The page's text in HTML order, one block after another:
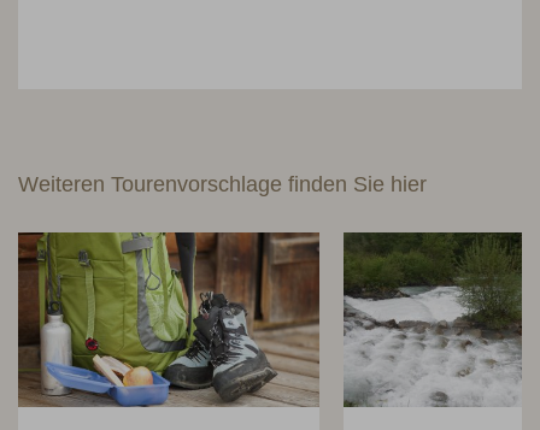
Weiteren Tourenvorschlage finden Sie hier